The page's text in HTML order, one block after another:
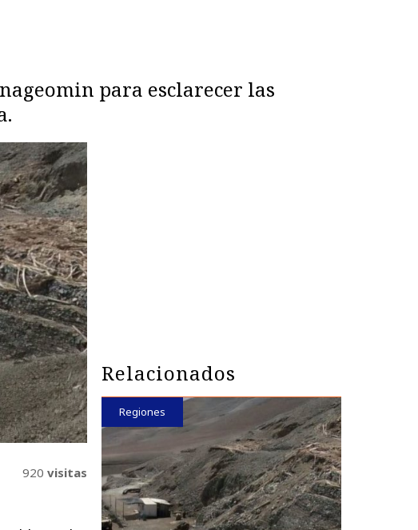
para esclarecer las
920 visitas
Relacionados
Regiones